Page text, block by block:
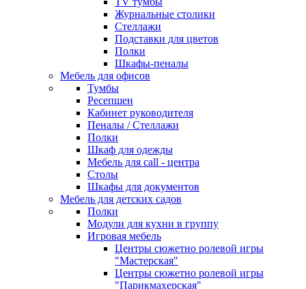
Журнальные столики
Стеллажи
Подставки для цветов
Полки
Шкафы-пеналы
Мебель для офисов
Тумбы
Ресепшен
Кабинет руководителя
Пеналы / Стеллажи
Полки
Шкаф для одежды
Мебель для call - центра
Столы
Шкафы для документов
Мебель для детских садов
Полки
Модули для кухни в группу
Игровая мебель
Центры сюжетно ролевой игры
"Мастерская"
Центры сюжетно ролевой игры
"Парикмахерская"